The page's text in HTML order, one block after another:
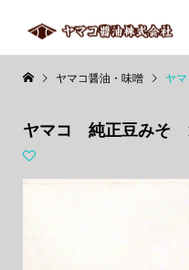
ヤマコ醤油・味噌 ヤ
ヤマコ 純正豆みそ